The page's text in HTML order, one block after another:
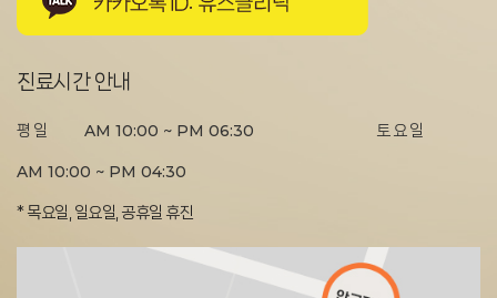
진료시간 안내
평 일 AM 10:00 ~ PM 06:30 토 요 일
AM 10:00 ~ PM 04:30
* 목요일, 일요일, 공휴일 휴진